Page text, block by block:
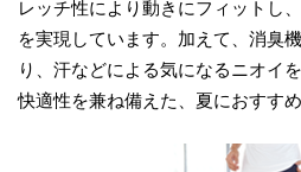
レッチ性により動きにフィットし
を実現しています。加えて、消臭
り、汗などによる気になるニオイ
快適性を兼ね備えた、夏におすすめ